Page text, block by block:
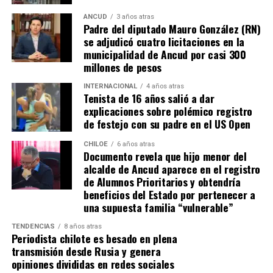
espera ese gesto por parte de la madre del pequeño
Tomás, los pasos siguen quemando los pies de Fernando
en pos de que cada kilómetro recorrido, signifique más
que una llegada a Santiago, un arribo a la cura de su hijo
Actualmente, Gómez se encuentra en Santiago
realizando trámites y participando como invitada en
distintos medios de comunicación. Aunque aún no tiene
una fecha exacta para su viaje a Estados Unidos, donde
se administra el medicamento, indicó que esperan
realizarlo «a mediados de junio».
Cabe destacar que, pese a que se logró reunir el dinero y,
por ende, la meta se cumplió, continúan circulando por
redes sociales, eventos a beneficios de Tomás Ross.
¿Como ayudar?
ANCUD 3 años atras
Padre del diputado Mauro González (RN)
se adjudicó cuatro licitaciones en la
municipalidad de Ancud por casi 300
millones de pesos
INTERNACIONAL 4 años atras
Tenista de 16 años salió a dar
explicaciones sobre polémico registro
de festejo con su padre en el US Open
CHILOE 6 años atras
Documento revela que hijo menor del
alcalde de Ancud aparece en el registro
de Alumnos Prioritarios y obtendría
beneficios del Estado por pertenecer a
una supuesta familia “vulnerable”
TENDENCIAS 8 años atras
Periodista chilote es besado en plena
transmisión desde Rusia y genera
opiniones divididas en redes sociales